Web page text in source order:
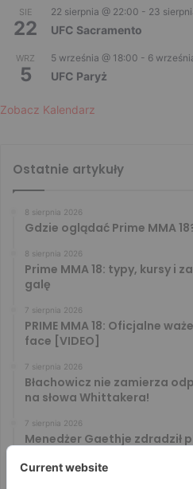
SIE
22
22 sierpnia @ 22:00 - 23
UFC Sacramento
WRZ
5
5 września @ 18:00 - 6
UFC Paryż
Zobacz Kalendarz
Ostatnie artykuły
8 sierpnia 2026
Gdzie oglądać Prime MMA
8 sierpnia 2026
Prime MMA 18: typy, kursy i
galę
7 sierpnia 2026
PRIME MMA 18: Oficjalne
face [VIDEO]
7 sierpnia 2026
Błachowicz nie zamierza
na słowa Whittakera!
7 sierpnia 2026
Menedżer Gaethje zdradził